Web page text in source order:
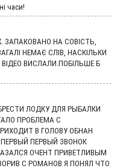
часи!
НА СОВІСТЬ,
НЕМАЄ СЛІВ, НАСКІЛЬКИ
ВИСЛАЛИ.ПОБІЛЬШЕ Б
ЛОДКУ ДЛЯ РЫБАЛКИ
ПРОБЛЕМА С
В ГОЛОВУ ОБНАН
ПЕРВЫЙ ЗВОНОК
ОЧЕНТ ПРИВЕТЛИВЫМ
С РОМАНОВ Я ПОНЯЛ ЧТО